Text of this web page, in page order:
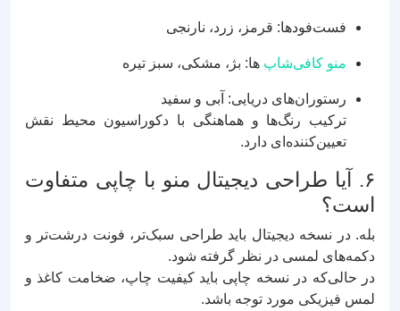
فست‌فودها: قرمز، زرد، نارنجی
منو کافی‌شاپ‌ ها: بژ، مشکی، سبز تیره
رستوران‌های دریایی: آبی و سفید
ترکیب رنگ‌ها و هماهنگی با دکوراسیون محیط نقش
تعیین‌کننده‌ای دارد.
۶. آیا طراحی دیجیتال منو با چاپی متفاوت
است؟
بله. در نسخه دیجیتال باید طراحی سبک‌تر، فونت درشت‌تر و
دکمه‌های لمسی در نظر گرفته شود.
در حالی‌که در نسخه چاپی باید کیفیت چاپ، ضخامت کاغذ و
لمس فیزیکی مورد توجه باشد.